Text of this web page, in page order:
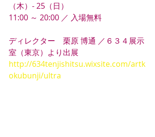
（木）- 25（日）
11:00 ～ 20:00 ／ 入場無料
ディレクター　栗原 博通 ／６３４展示
室（東京）より出展
http://634tenjishitsu.wixsite.com/artk
okubunji/ultra